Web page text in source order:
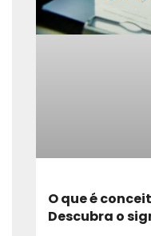
O que é
Descubra o